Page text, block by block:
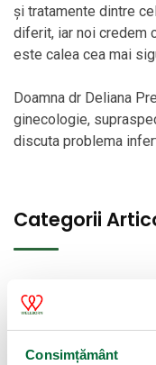
Consimțământ
și tratamente dintre
diferit, iar noi credem
este calea cea mai
Doamna dr Deliana
ginecologie,
discuta problema
Categorii
Articole